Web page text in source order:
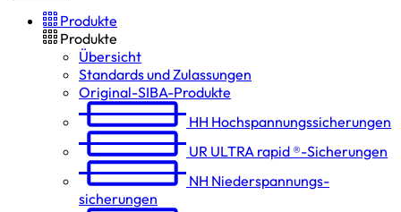
Produkte
Produkte
Übersicht
Standards und Zulassungen
Original-SIBA-Produkte
HH Hochspannungs­sicherungen
UR ULTRA rapid ®-Sicherungen
NH Niederspannungs­
sicherungen